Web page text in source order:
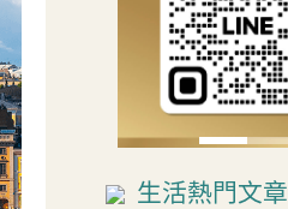
生活熱門文章